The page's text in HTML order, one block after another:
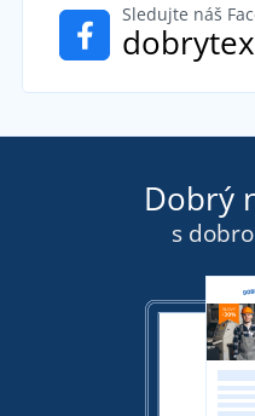
Sledujte náš
Dobrý
s